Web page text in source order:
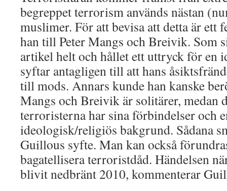
begreppet terrorism används nästan
muslimer. För att bevisa att detta är ett
han till Peter Mangs och Breivik. Som
artikel helt och hållet ett uttryck för en
syftar antagligen till att hans
till mods. Annars kunde han kanske
Mangs och Breivik är solitärer, medan
terroristerna har sina förbindelser och
ideologisk/religiös bakgrund. Sådana
Guillous syfte. Man kan också
bagatellisera terroristdåd. Händelsen
blivit nedbränt 2010, kommenterar